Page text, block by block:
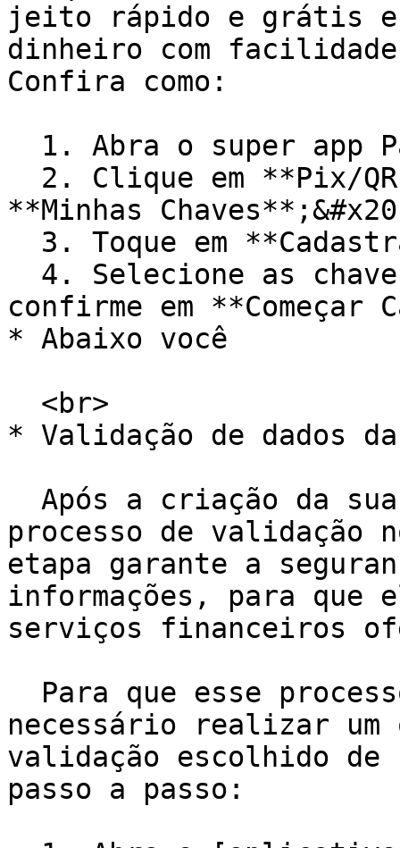
jeito rápido e grátis e
dinheiro com
Confira como:
**Minhas
confirme em **Começar
* Abaixo você
* Validação de dados
processo de validação
etapa garante a
informações, para que
serviços financeiros
necessário realizar um
validação escolhido
passo a passo: